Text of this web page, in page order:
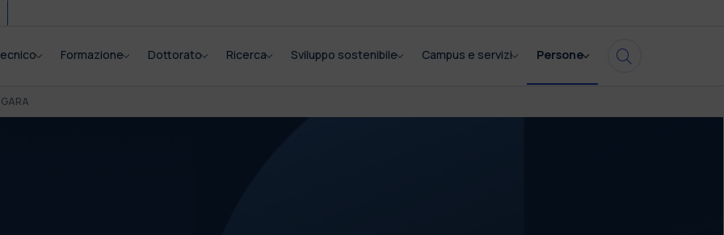
Formazione Dottorato Ricerca Sviluppo sostenibile Campus e servizi Persone